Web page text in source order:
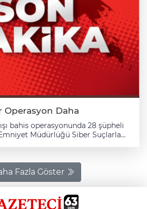
Operasyon Daha
bahis operasyonunda 28 şüpheli
fiziki takip
yasa dışı bahis siteleri
milyon liralık işlem yaptıkları
şüpheli yakalandı. Adreslerde
Fazla Göster